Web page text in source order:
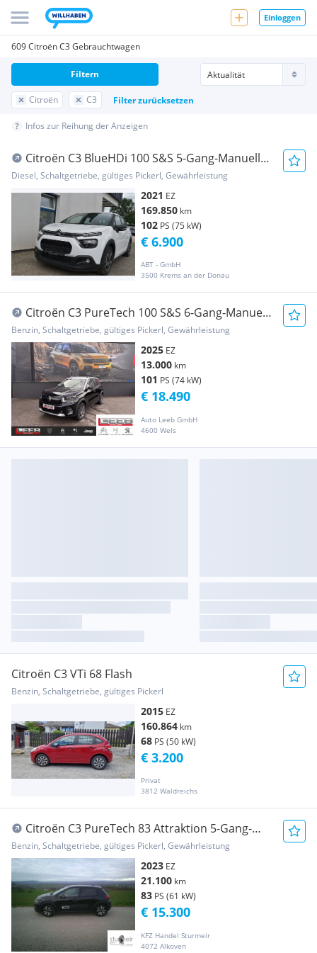
Einloggen
609 Citroën C3 Gebrauchtwagen
Citroën C3 Filter zurücksetzen
Filtern
Infos zur Reihung der Anzeigen
Citroën C3 BlueHDi 100 S&S 5-Gang-Manuell
Feel
Diesel, Schaltgetriebe, gültiges Pickerl, Gewährleistung
2021 EZ
169.850 km
102 PS (75 kW)
ABT - GmbH
3500 Krems an der Donau
€ 6.900
Citroën C3 PureTech 100 S&S 6-Gang-Manuell
Max inkl. Wi...
Benzin, Schaltgetriebe, gültiges Pickerl, Gewährleistung
2025 EZ
13.000 km
101 PS (74 kW)
Auto Leeb GmbH
4600 Wels
€ 18.490
Citroën C3 VTi 68 Flash
Benzin, Schaltgetriebe, gültiges Pickerl
2015 EZ
160.864 km
68 PS (50 kW)
Privat
3812 Waldreichs
€ 3.200
Citroën C3 PureTech 83 Attraktion 5-Gang-
Manuell viele ...
Benzin, Schaltgetriebe, gültiges Pickerl, Gewährleistung
2023 EZ
21.100 km
83 PS (61 kW)
KFZ Handel Sturmeir
4072 Alkoven
€ 15.300